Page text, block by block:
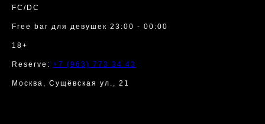
FC/DC
Free bar для девушек 23:00 - 00:00
18+
Reserve: +7 (963) 773 34 43
Москва, Сущёвская ул., 21